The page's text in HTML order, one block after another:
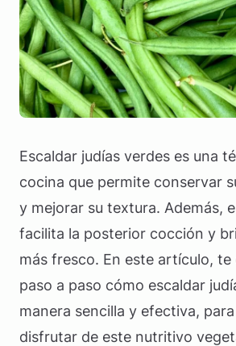
Escaldar judías verdes es una
cocina que permite conservar
y mejorar su textura. Además,
facilita la posterior cocción y
más fresco. En este artículo, te
paso a paso cómo escaldar
manera sencilla y efectiva,
disfrutar de este nutritivo